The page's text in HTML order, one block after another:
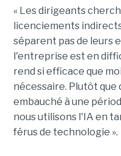
« Les dirigeants
licenciements
séparent pas de leurs
l'entreprise est en
rend si efficace que
nécessaire. Plutôt
embauché à une
nous utilisons l'IA en
férus de technologie ».